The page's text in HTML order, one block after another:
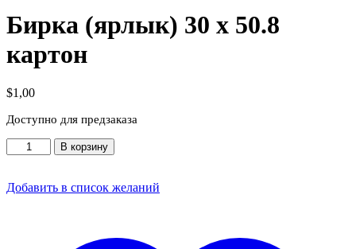
Бирка (ярлык) 30 x 50.8
картон
$1,00
Доступно для предзаказа
Количество
товара
(ярлык)
В корзину
Добавить в список желаний